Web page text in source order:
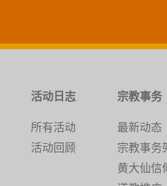
活动日志
所有活动
活动回顾
宗教事务
最新动态
宗教事务
黄大仙信